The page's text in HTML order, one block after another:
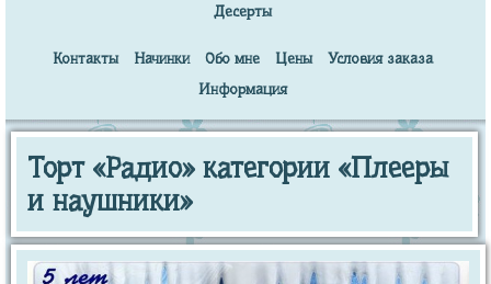
Десерты
Контакты Начинки Обо мне Цены
Условия заказа
Информация
Торт «Радио» категории «Плееры
и наушники»